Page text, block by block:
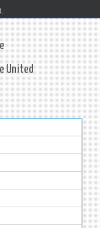
United